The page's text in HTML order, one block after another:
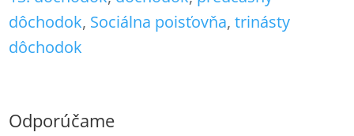
dôchodok, Sociálna poisťovňa, trinásty
dôchodok
Odporúčame